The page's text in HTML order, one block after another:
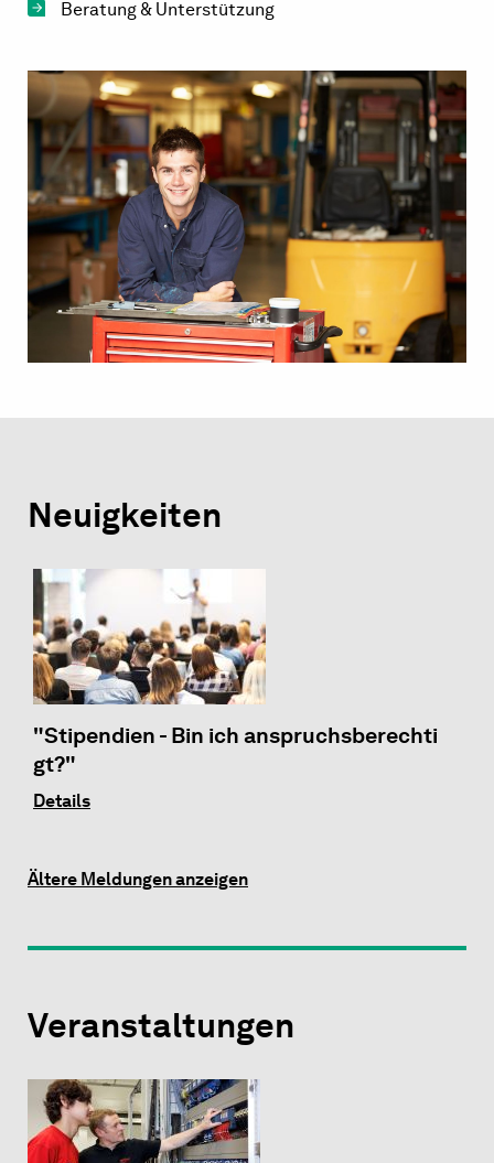
Beratung & Unterstützung
Neuigkeiten
"Stipendien - Bin ich anspruchsberechti
gt?"
Details
Ältere Meldungen anzeigen
Veranstaltungen